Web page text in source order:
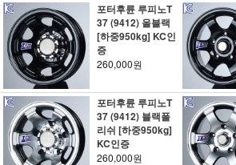
포터후륜 루피노T
37 (9412) 올블랙
[하중950kg] KC인
증
260,000원
포터후륜 루피노T
37 (9412) 블랙폴
리쉬 [하중950kg]
KC인증
260,000원